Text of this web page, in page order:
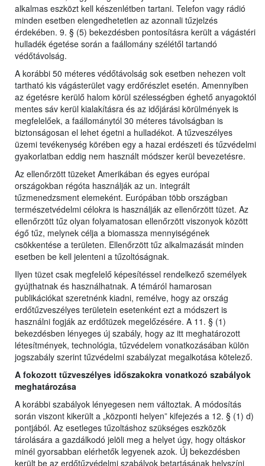
alkalmas eszközt kell készenlétben tartani. Telefon vagy rádió
minden esetben elengedhetetlen az azonnali tűzjelzés
érdekében. 9. § (5) bekezdésben pontosításra került a vágástéri
hulladék égetése során a faállomány szélétől tartandó
védőtávolság.
A korábbi 50 méteres védőtávolság sok esetben nehezen volt
tartható kis vágásterület vagy erdőrészlet esetén. Amennyiben
az égetésre kerülő halom körül szélességben éghető anyagoktól
mentes sáv kerül kialakításra és az időjárási körülmények is
megfelelőek, a faállománytól 30 méteres távolságban is
biztonságosan el lehet égetni a hulladékot. A tűzveszélyes
üzemi tevékenység körében egy a hazai erdészeti és tűzvédelmi
gyakorlatban eddig nem használt módszer kerül bevezetésre.
Az ellenőrzött tüzeket Amerikában és egyes európai
országokban régóta használják az un. integrált
tűzmenedzsment elemeként. Európában több országban
természetvédelmi célokra is használják az ellenőrzött tüzet. Az
ellenőrzött tűz olyan folyamatosan ellenőrzött viszonyok között
égő tűz, melynek célja a biomassza mennyiségének
csökkentése a területen. Ellenőrzött tűz alkalmazását minden
esetben be kell jelenteni a tűzoltóságnak.
Ilyen tüzet csak megfelelő képesítéssel rendelkező személyek
gyújthatnak és használhatnak. A témáról hamarosan
publikációkat szeretnénk kiadni, remélve, hogy az ország
erdőtűzveszélyes területein esetenként ezt a módszert is
használni fogják az erdőtüzek megelőzésére. A 11. § (1)
bekezdésben lényeges új szabály, hogy az itt meghatározott
létesítmények, technológia, tűzvédelem vonatkozásában külön
jogszabály szerint tűzvédelmi szabályzat megalkotása kötelező.
A fokozott tűzveszélyes időszakokra vonatkozó szabályok
meghatározása
A korábbi szabályok lényegesen nem változtak. A módosítás
során viszont kikerült a „központi helyen” kifejezés a 12. § (1) d)
pontjából. Az esetleges tűzoltáshoz szükséges eszközök
tárolására a gazdálkodó jelöli meg a helyet úgy, hogy oltáskor
minél gyorsabban elérhetők legyenek azok. Új bekezdésben
került be az erdőtűzvédelmi szabályok betartásának helyszíni